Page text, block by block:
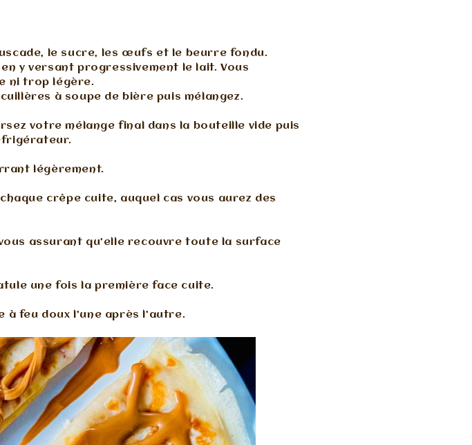
le sucre, les œufs et le beurre fondu.
y versant progressivement le lait. Vous
ni trop légère.
à soupe de bière puis mélangez.
votre mélange final dans la bouteille vide puis
légèrement.
crêpe cuite, auquel cas vous aurez des
assurant qu’elle recouvre toute la surface
une fois la première face cuite.
feu doux l’une après l’autre.